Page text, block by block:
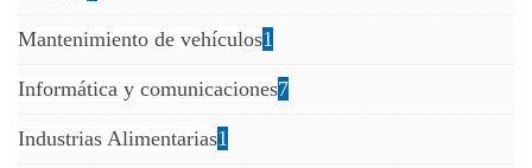
Mantenimiento de vehículos1
Informática y comunicaciones7
Industrias Alimentarias1